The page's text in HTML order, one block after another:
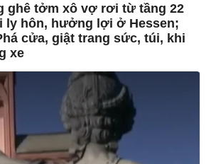
ghê tởm xô vợ rơi từ tầng 22
ly hôn, hưởng lợi ở Hessen;
cửa, giật trang sức, túi, khi
xe